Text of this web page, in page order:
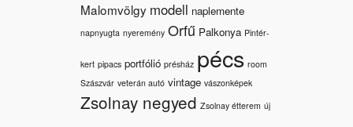
Malomvölgy modell naplemente
napnyugta nyeremény Orfű Palkonya Pintér-
kert pipacs portfólió présház pécs room
Szászvár veterán autó vintage vászonképek
Zsolnay negyed Zsolnay étterem új